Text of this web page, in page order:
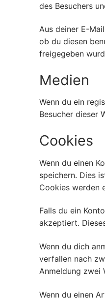
des Besuchers
Aus deiner E-
ob du diesen
freigegeben
Medien
Wenn du ein
Besucher dieser
Cookies
Wenn du einen
speichern. Dies
Cookies werden
Falls du ein
akzeptiert.
Wenn du dich
verfallen nach
Anmeldung zwei
Wenn du einen